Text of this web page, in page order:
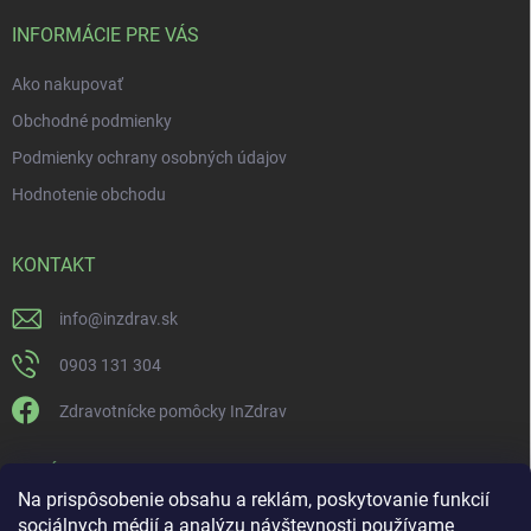
Na prispôsobenie obsahu a reklám, poskytovanie funkcií
sociálnych médií a analýzu návštevnosti používame
INFORMÁCIE PRE VÁS
Ako nakupovať
Obchodné podmienky
Podmienky ochrany osobných údajov
Hodnotenie obchodu
KONTAKT
info@inzdrav.sk
0903 131 304
Zdravotnícke pomôcky InZdrav